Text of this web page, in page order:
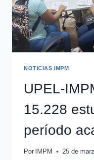
NOTICIAS IMPM
UPEL-
15.228
período
Por IMPM 25 de